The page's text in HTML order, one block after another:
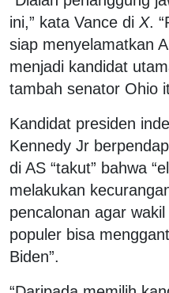
ini,” kata Vance di X.
siap menyelamatkan
menjadi kandidat
tambah senator Ohio
Kandidat presiden
Kennedy Jr
di AS “takut” bahwa
melakukan
pencalonan agar
populer bisa
Biden”.